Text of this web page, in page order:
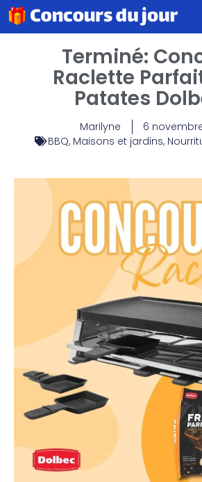
Terminé:
Raclette
Patates
Marilyne
6
BBQ, Maisons et jardins,